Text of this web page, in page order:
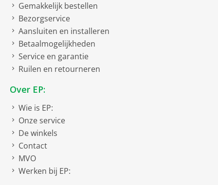
Gemakkelijk bestellen
Bezorgservice
Aansluiten en installeren
Betaalmogelijkheden
Service en garantie
Ruilen en retourneren
Over EP:
Wie is EP:
Onze service
De winkels
Contact
MVO
Werken bij EP: